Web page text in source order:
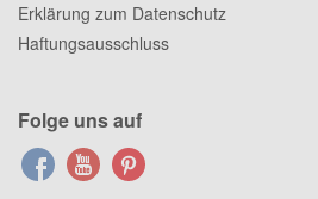
Erklärung zum Datenschutz
Haftungsausschluss
Folge uns auf